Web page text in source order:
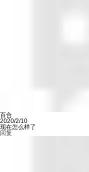
百合
2020/2/10
现在怎么样了
回复